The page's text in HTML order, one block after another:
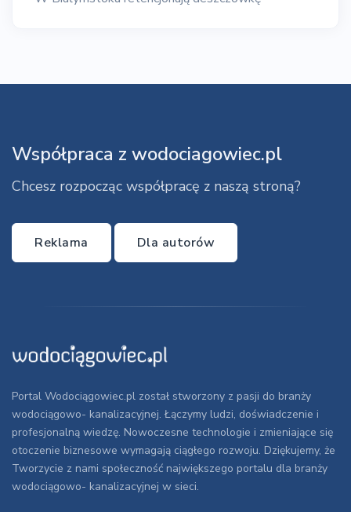
Współpraca z wodociagowiec.pl
Chcesz rozpocząc współpracę z naszą stroną?
Reklama Dla autorów
Portal Wodociągowiec.pl został stworzony z pasji do branży
wodociągowo- kanalizacyjnej. Łączymy ludzi, doświadczenie i
profesjonalną wiedzę. Nowoczesne technologie i zmieniające się
otoczenie biznesowe wymagają ciągłego rozwoju. Dziękujemy, że
Tworzycie z nami społeczność największego portalu dla branży
wodociągowo- kanalizacyjnej w sieci.